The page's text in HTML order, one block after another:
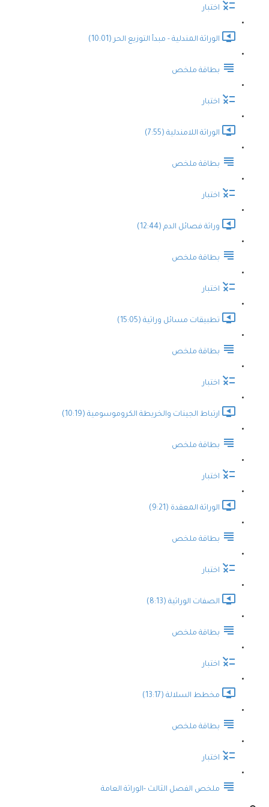
اختبار
الوراثة المندلية - مبدأ التوزيع الحر (10:01)
بطاقة ملخص
اختبار
الوراثة اللامندلية (7:55)
بطاقة ملخص
اختبار
وراثة فصائل الدم (12:44)
بطاقة ملخص
اختبار
تطبيقات مسائل وراثية (15:05)
بطاقة ملخص
اختبار
ارتباط الجينات والخريطة الكروموسومية (10:19)
بطاقة ملخص
اختبار
الوراثة المعقدة (9:21)
بطاقة ملخص
اختبار
الصفات الوراثية (8:13)
بطاقة ملخص
اختبار
مخطط السلالة (13:17)
بطاقة ملخص
اختبار
ملخص الفصل الثالث -الوراثة العامة